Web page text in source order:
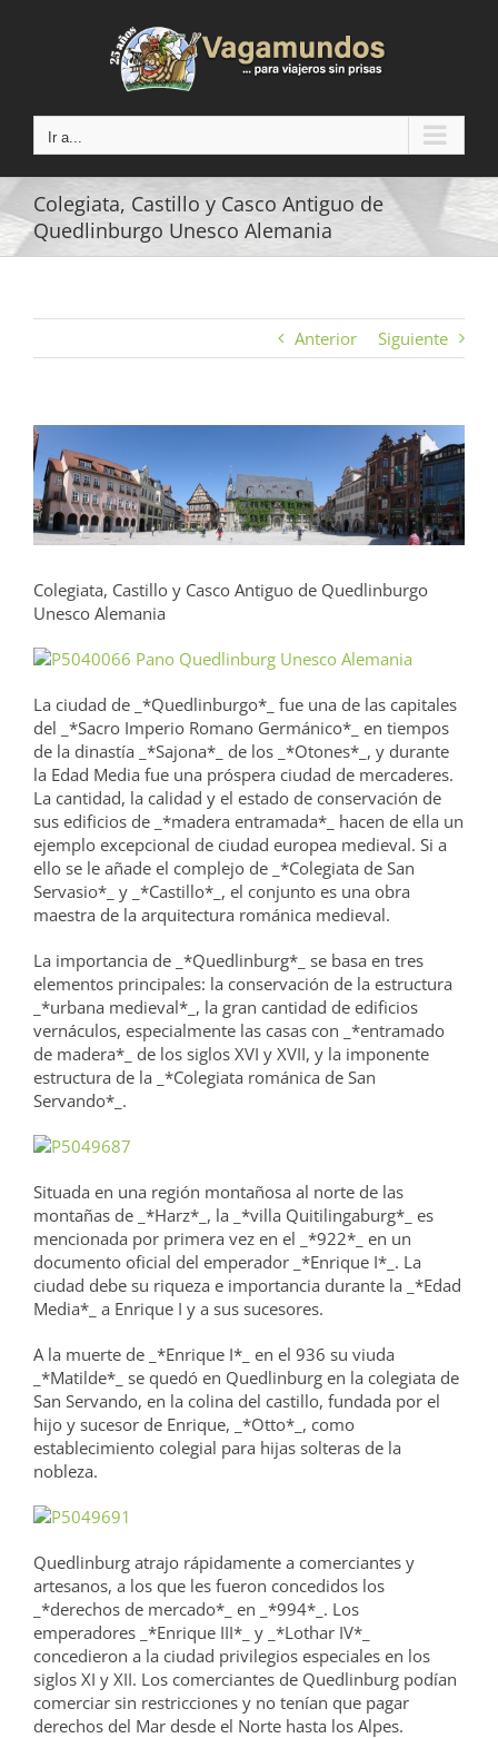
Ir a...
Colegiata, Castillo y Casco Antiguo de
Quedlinburgo Unesco Alemania
Anterior Siguiente
Ver
imagen
más
grande
Colegiata, Castillo y Casco Antiguo de Quedlinburgo
Unesco Alemania
La ciudad de _*Quedlinburgo*_ fue una de las capitales
del _*Sacro Imperio Romano Germánico*_ en tiempos
de la dinastía _*Sajona*_ de los _*Otones*_, y durante
la Edad Media fue una próspera ciudad de mercaderes.
La cantidad, la calidad y el estado de conservación de
sus edificios de _*madera entramada*_ hacen de ella un
ejemplo excepcional de ciudad europea medieval. Si a
ello se le añade el complejo de _*Colegiata de San
Servasio*_ y _*Castillo*_, el conjunto es una obra
maestra de la arquitectura románica medieval.
La importancia de _*Quedlinburg*_ se basa en tres
elementos principales: la conservación de la estructura
_*urbana medieval*_, la gran cantidad de edificios
vernáculos, especialmente las casas con _*entramado
de madera*_ de los siglos XVI y XVII, y la imponente
estructura de la _*Colegiata románica de San
Servando*_.
Situada en una región montañosa al norte de las
montañas de _*Harz*_, la _*villa Quitilingaburg*_ es
mencionada por primera vez en el _*922*_ en un
documento oficial del emperador _*Enrique I*_. La
ciudad debe su riqueza e importancia durante la _*Edad
Media*_ a Enrique I y a sus sucesores.
A la muerte de _*Enrique I*_ en el 936 su viuda
_*Matilde*_ se quedó en Quedlinburg en la colegiata de
San Servando, en la colina del castillo, fundada por el
hijo y sucesor de Enrique, _*Otto*_, como
establecimiento colegial para hijas solteras de la
nobleza.
Quedlinburg atrajo rápidamente a comerciantes y
artesanos, a los que les fueron concedidos los
_*derechos de mercado*_ en _*994*_. Los
emperadores _*Enrique III*_ y _*Lothar IV*_
concedieron a la ciudad privilegios especiales en los
siglos XI y XII. Los comerciantes de Quedlinburg podían
comerciar sin restricciones y no tenían que pagar
derechos del Mar desde el Norte hasta los Alpes.